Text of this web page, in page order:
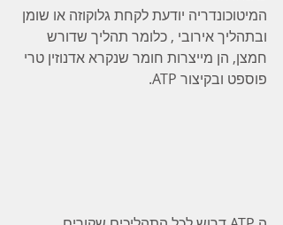
המיטוכונדריה יודעת לקחת גלוקוזה או שומן
ובתהליך אירובי , כלומר תהליך שדורש
חמצן, הן מייצרות חומר שנקרא אדנוזין טרי
פוספט ובקיצור ATP.